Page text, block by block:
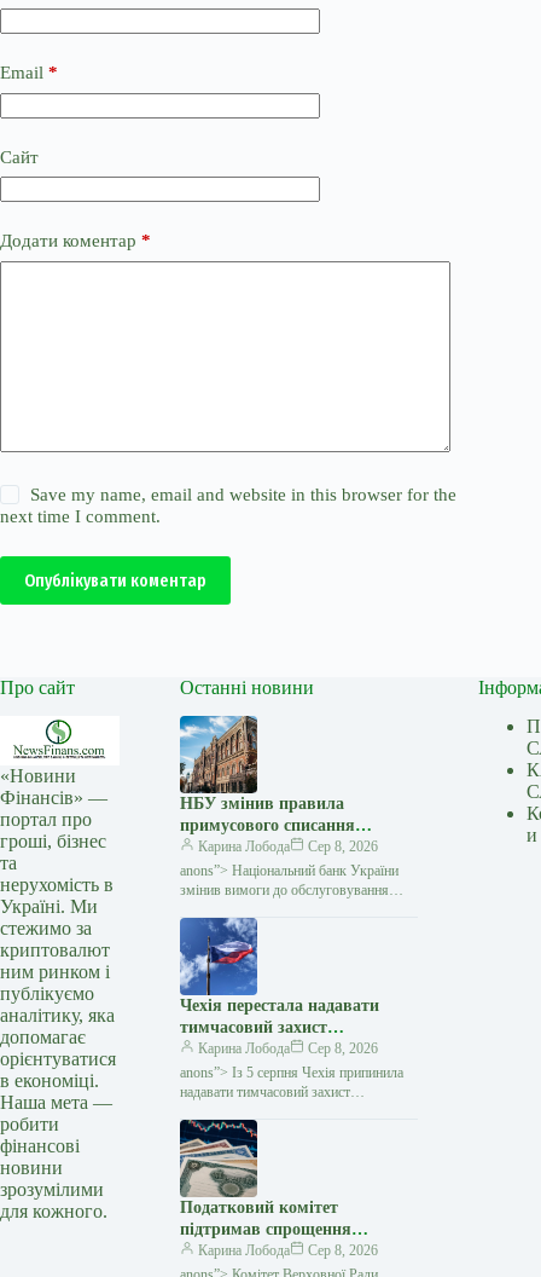
Email *
Сайт
Додати коментар *
Save my name, email and website in this browser for the
next time I comment.
Опублікувати коментар
Про сайт
«Новини
Фінансів» —
портал про
гроші, бізнес
та
нерухомість в
Україні. Ми
стежимо за
криптовалют
ним ринком і
публікуємо
аналітику, яка
допомагає
орієнтуватися
в економіці.
Наша мета —
робити
фінансові
новини
зрозумілими
для кожного.
Останні новини
НБУ змінив правила
примусового списання
коштів: що зміниться для
боржників — Мінфін
Карина Лобода
Сер 8, 2026
anons”> Національний банк України
змінив вимоги до обслуговування
Відтепер банк повністю блокуватиме
власні операції клієнта
Чехія перестала надавати
тимчасовий захист
українським чоловікам
призовного віку — Мінфін
Карина Лобода
Сер 8, 2026
anons”> Із 5 серпня Чехія припинила
надавати тимчасовий захист
віку, які не можуть підтвердити
виконання своїх військових
Податковий комітет
підтримав спрощення
випуску акцій: що зміниться
— Мінфін
Карина Лобода
Сер 8, 2026
и